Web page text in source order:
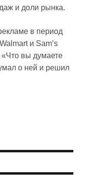
и доли рынка.
в период
и Sam’s
вы думаете
о ней и решил